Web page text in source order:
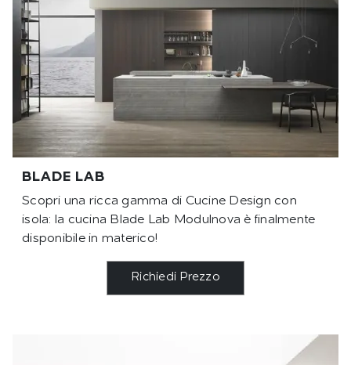
BLADE LAB
Scopri una ricca gamma di Cucine Design con
isola: la cucina Blade Lab Modulnova è finalmente
disponibile in materico!
Richiedi Prezzo